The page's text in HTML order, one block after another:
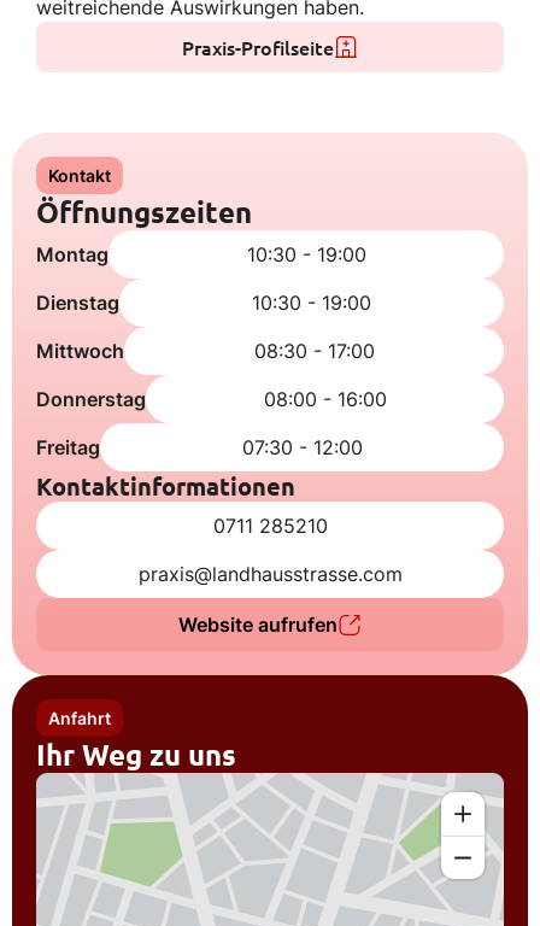
weitreichende Auswirkungen haben.
Praxis-Profilseite
Kontakt
Öffnungszeiten
Montag
10:30 - 19:00
Dienstag
10:30 - 19:00
Mittwoch
08:30 - 17:00
Donnerstag
08:00 - 16:00
Freitag
07:30 - 12:00
Kontaktinformationen
0711 285210
praxis@landhausstrasse.com
Website aufrufen
Anfahrt
Ihr Weg zu uns